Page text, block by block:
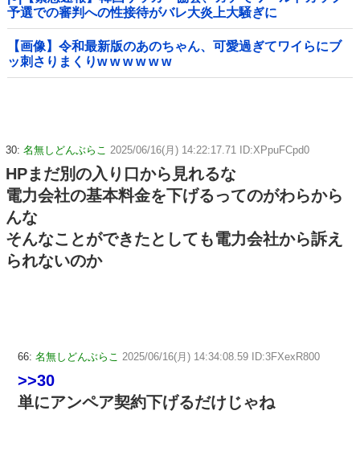
予選での審判への性接待がバレ大炎上大騒ぎに
【画像】令和最新版のあのちゃん、可愛過ぎてワイらにブ
ッ刺さりまくりw w w w w w
30: 名無しどんぶらこ 2025/06/16(月) 14:22:17.71 ID:XPpuFCpd0
HPまだ別の入り口から見れるな
電力会社の基本料金を下げるってのがわらから
んな
そんなことができたとしても電力会社から訴え
られないのか
66: 名無しどんぶらこ 2025/06/16(月) 14:34:08.59 ID:3FXexR800
>>30
単にアンペア契約下げるだけじゃね